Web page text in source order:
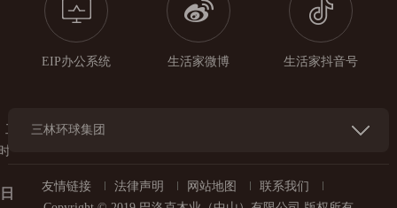
工
EIP办公系统 生活家微博 生活家抖音号
三林环球集团
友情链接 法律声明 网站地图
联系我们